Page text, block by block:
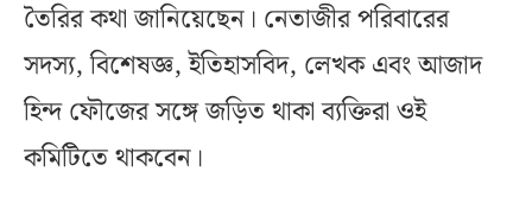
তৈরির কথা জানিয়েছেন। নেতাজীর পরিবারের
সদস্য, বিশেষজ্ঞ, ইতিহাসবিদ, লেখক এবং আজাদ
হিন্দ ফৌজের সঙ্গে জড়িত থাকা ব্যক্তিরা ওই
কমিটিতে থাকবেন।